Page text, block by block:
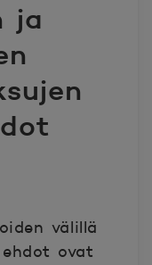
ja
välillä
ovat